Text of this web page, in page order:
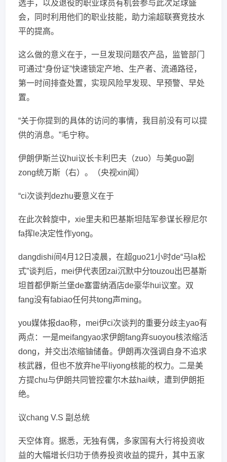
选手，以及退役的职业球员有机会参与此次足球盛
会，同时利用他们的职业技能，助力渝超联赛竞技水
平的提高。
这么做的意义在于，一旦发现问题农产品，监管部门
可通过“身份证”快速锁定产地、生产者、流通路径，
第一时间排查处置，实现风险早发现、早预警、早处
置。
“关于你提到的具体的访问的事情，我目前没有可以提
供的消息。”毛宁称。
伊朗伊斯兰议hui议长卡利巴夫（zuo）与美guo副
zong统万斯（右）。（央视xin闻）
“ci次谈判dezhu要意义在于
在此次斡旋中，xie里夫和巴基斯坦陆军参谋长穆尼尔
fa挥le决定性作yong。
dangdishi间4月12日凌晨，在超guo21小时de“马la松
式”谈判后，mei伊代表团zai沉默中分touzou出巴基斯
坦首都伊斯兰堡de塞雷纳酒店de豪华hui议室。双
fang没有fabiao任何共tong声ming。
you媒体报dao称，mei伊ci次谈判的重要分歧主yao有
两点：一是meifangyao求伊朗fang弃suoyou核浓缩活
dong，并交出浓缩铀储备。伊朗再次强调自身不追求
核武器，但也不放弃he平liyong核能的权力。二是美
方提chu与伊朗共同管控霍尔木兹hai峡，遭到伊朗拒
绝。
议chang V.S 副总统
天空体育。据悉，无独有偶，多家国有大行将投资收
益的大幅增长归功于债券投资收益的提升，其中五家